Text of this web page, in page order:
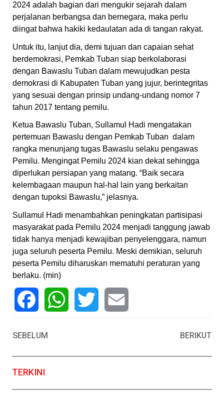
2024 adalah bagian dari mengukir sejarah dalam
perjalanan berbangsa dan bernegara, maka perlu
diingat bahwa hakiki kedaulatan ada di tangan rakyat.
Untuk itu, lanjut dia, demi tujuan dan capaian sehat
berdemokrasi, Pemkab Tuban siap berkolaborasi
dengan Bawaslu Tuban dalam mewujudkan pesta
demokrasi di Kabupaten Tuban yang jujur, berintegritas
yang sesuai dengan prinsip undang-undang nomor 7
tahun 2017 tentang pemilu.
Ketua Bawaslu Tuban, Sullamul Hadi mengatakan
pertemuan Bawaslu dengan Pemkab Tuban dalam
rangka menunjang tugas Bawaslu selaku pengawas
Pemilu. Mengingat Pemilu 2024 kian dekat sehingga
diperlukan persiapan yang matang. “Baik secara
kelembagaan maupun hal-hal lain yang berkaitan
dengan tupoksi Bawaslu,” jelasnya.
Sullamul Hadi menambahkan peningkatan partisipasi
masyarakat pada Pemilu 2024 menjadi tanggung jawab
tidak hanya menjadi kewajiban penyelenggara, namun
juga seluruh peserta Pemilu. Meski demikian, seluruh
peserta Pemilu diharuskan mematuhi peraturan yang
berlaku. (min)
SEBELUM
BERIKUT
TERKINI